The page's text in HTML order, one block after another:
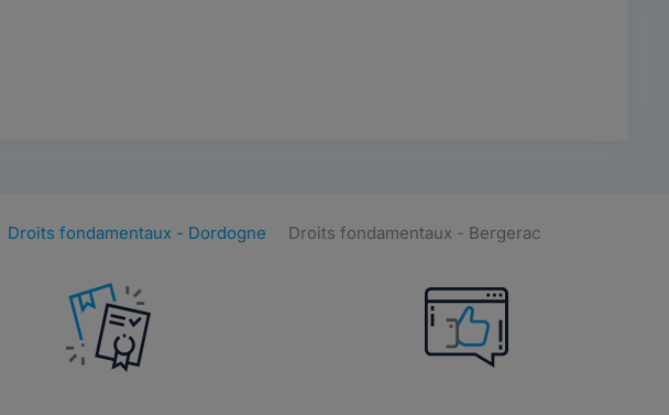
Droits fondamentaux - Dordogne Droits fondamentaux - Bergerac